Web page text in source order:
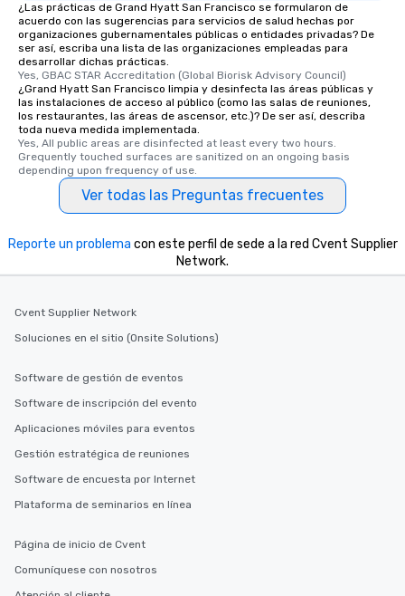
¿Las prácticas de Grand Hyatt San Francisco se formularon de
acuerdo con las sugerencias para servicios de salud hechas por
organizaciones gubernamentales públicas o entidades privadas? De
ser así, escriba una lista de las organizaciones empleadas para
desarrollar dichas prácticas.
Yes, GBAC STAR Accreditation (Global Biorisk Advisory Council)
¿Grand Hyatt San Francisco limpia y desinfecta las áreas públicas y
las instalaciones de acceso al público (como las salas de reuniones,
los restaurantes, las áreas de ascensor, etc.)? De ser así, describa
toda nueva medida implementada.
Yes, All public areas are disinfected at least every two hours.
Grequently touched surfaces are sanitized on an ongoing basis
depending upon frequency of use.
Ver todas las Preguntas frecuentes
Reporte un problema con este perfil de sede a la red Cvent Supplier
Network.
Cvent Supplier Network
Soluciones en el sitio (Onsite Solutions)
Software de gestión de eventos
Software de inscripción del evento
Aplicaciones móviles para eventos
Gestión estratégica de reuniones
Software de encuesta por Internet
Plataforma de seminarios en línea
Página de inicio de Cvent
Comuníquese con nosotros